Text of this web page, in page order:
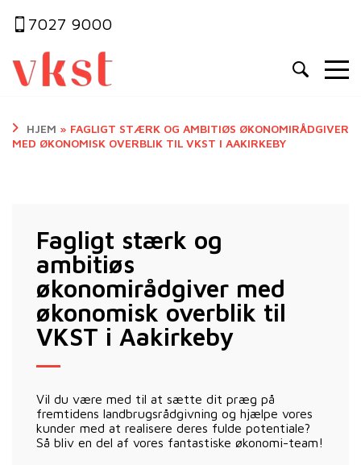
7027 9000
HJEM » FAGLIGT STÆRK OG AMBITIØS ØKONOMIRÅDGIVER
MED ØKONOMISK OVERBLIK TIL VKST I AAKIRKEBY
Fagligt stærk og
ambitiøs
økonomirådgiver med
økonomisk overblik til
VKST i Aakirkeby
Vil du være med til at sætte dit præg på
fremtidens landbrugsrådgivning og hjælpe vores
kunder med at realisere deres fulde potentiale?
Så bliv en del af vores fantastiske økonomi-team!